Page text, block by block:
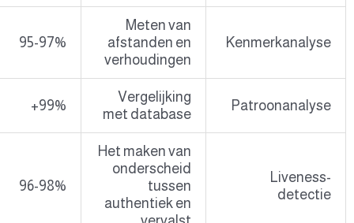
95-97%
Identiteitsverificatie
99%+
Fraudedetectie
96-98%
Anti-spoofing